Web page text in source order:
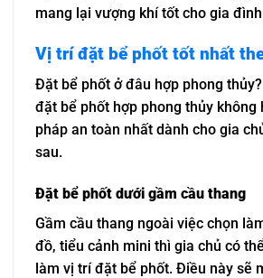
mang lại vượng khí tốt cho gia
Vị trí đặt bể phốt tốt nhất
Đặt bể phốt ở đâu hợp phong
đặt bể phốt hợp phong thủy không
pháp an toàn nhất dành cho gia
sau.
Đặt bể phốt dưới gầm cầu thang
Gầm cầu thang ngoài việc chọn
đồ, tiểu cảnh mini thì gia chủ có
làm vị trí đặt bể phốt. Điều này sẽ